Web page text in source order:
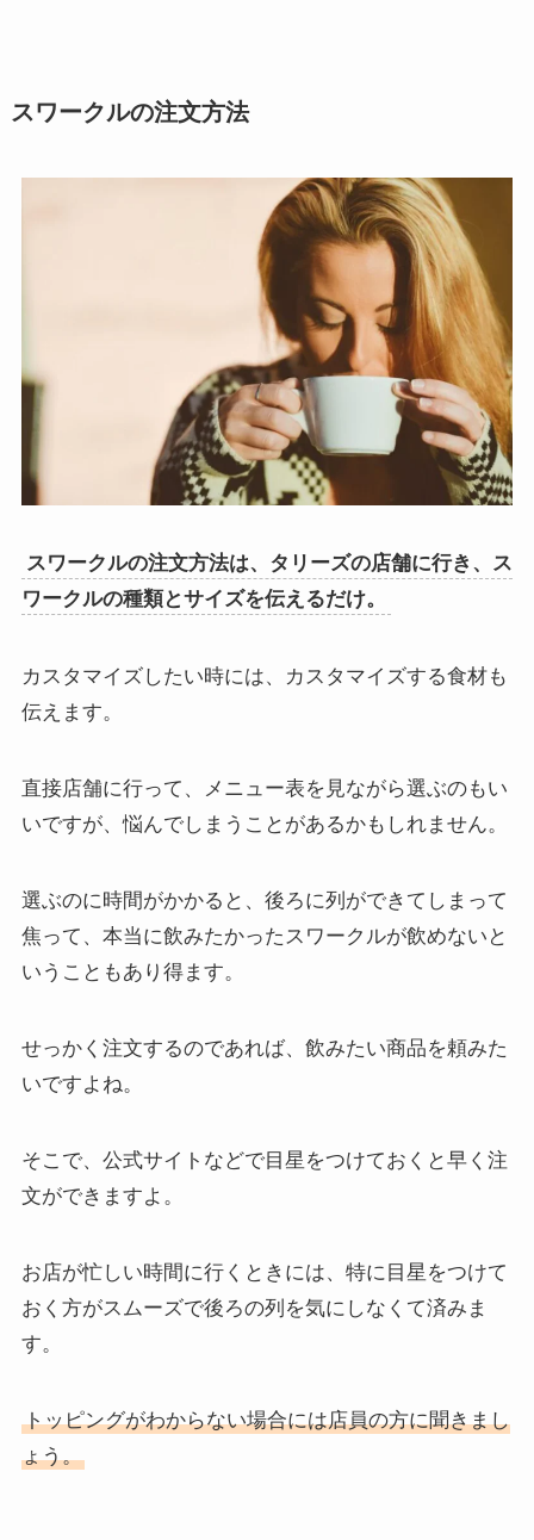
スワークルの注文方法
スワークルの注文方法は、タリーズの店舗に行き、ス
ワークルの種類とサイズを伝えるだけ。
カスタマイズしたい時には、カスタマイズする食材も
伝えます。
直接店舗に行って、メニュー表を見ながら選ぶのもい
いですが、悩んでしまうことがあるかもしれません。
選ぶのに時間がかかると、後ろに列ができてしまって
焦って、本当に飲みたかったスワークルが飲めないと
いうこともあり得ます。
せっかく注文するのであれば、飲みたい商品を頼みた
いですよね。
そこで、公式サイトなどで目星をつけておくと早く注
文ができますよ。
お店が忙しい時間に行くときには、特に目星をつけて
おく方がスムーズで後ろの列を気にしなくて済みま
す。
トッピングがわからない場合には店員の方に聞きまし
ょう。